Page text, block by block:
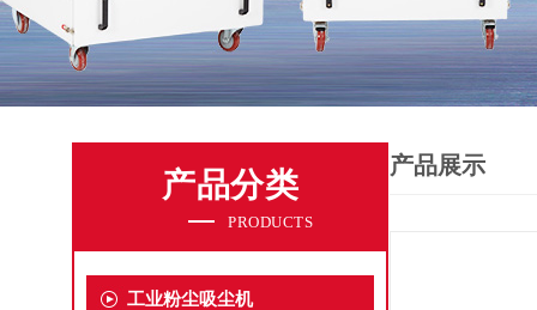
产品分类
PRODUCTS
工业粉尘吸尘机
产品展示